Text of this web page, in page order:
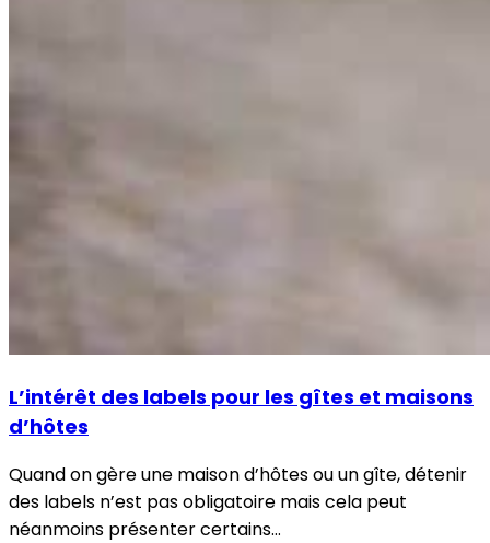
L’intérêt des labels pour les gîtes et maisons
d’hôtes
Quand on gère une maison d’hôtes ou un gîte, détenir
des labels n’est pas obligatoire mais cela peut
néanmoins présenter certains…